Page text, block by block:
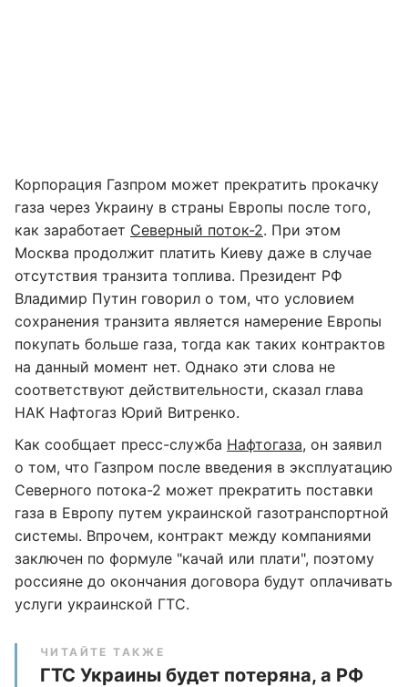
Корпорация Газпром может прекратить прокачку
газа через Украину в страны Европы после того,
как заработает Северный поток-2. При этом
Москва продолжит платить Киеву даже в случае
отсутствия транзита топлива. Президент РФ
Владимир Путин говорил о том, что условием
сохранения транзита является намерение Европы
покупать больше газа, тогда как таких контрактов
на данный момент нет. Однако эти слова не
соответствуют действительности, сказал глава
НАК Нафтогаз Юрий Витренко.
Как сообщает пресс-служба Нафтогаза, он заявил
о том, что Газпром после введения в эксплуатацию
Северного потока-2 может прекратить поставки
газа в Европу путем украинской газотранспортной
системы. Впрочем, контракт между компаниями
заключен по формуле "качай или плати", поэтому
россияне до окончания договора будут оплачивать
услуги украинской ГТС.
ЧИТАЙТЕ ТАКЖЕ
ГТС Украины будет потеряна, а РФ